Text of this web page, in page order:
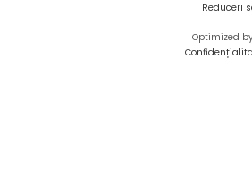
Reduceri
Optimized